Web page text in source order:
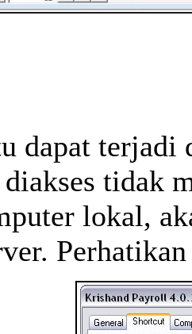
dapat terjadi
tidak
lokal,